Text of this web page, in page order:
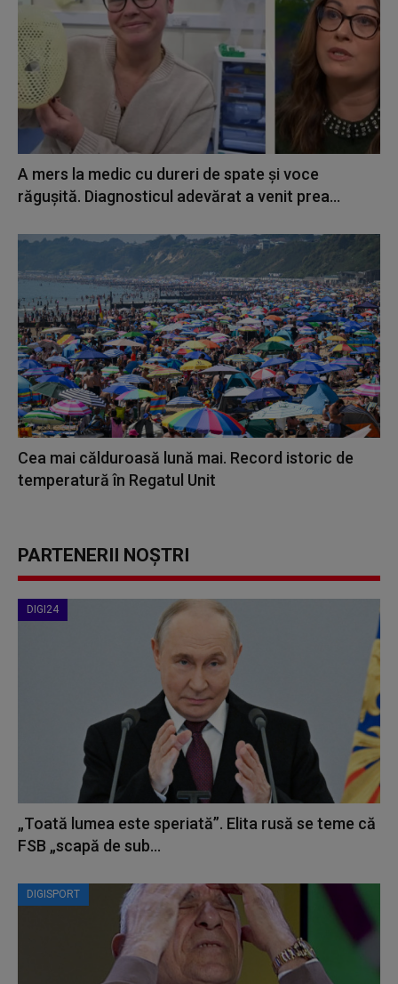
A mers la medic cu dureri de spate și voce
răgușită. Diagnosticul adevărat a venit prea...
Cea mai călduroasă lună mai. Record istoric de
temperatură în Regatul Unit
PARTENERII NOȘTRI
DIGI24
„Toată lumea este speriată”. Elita rusă se teme că
FSB „scapă de sub...
DIGISPORT